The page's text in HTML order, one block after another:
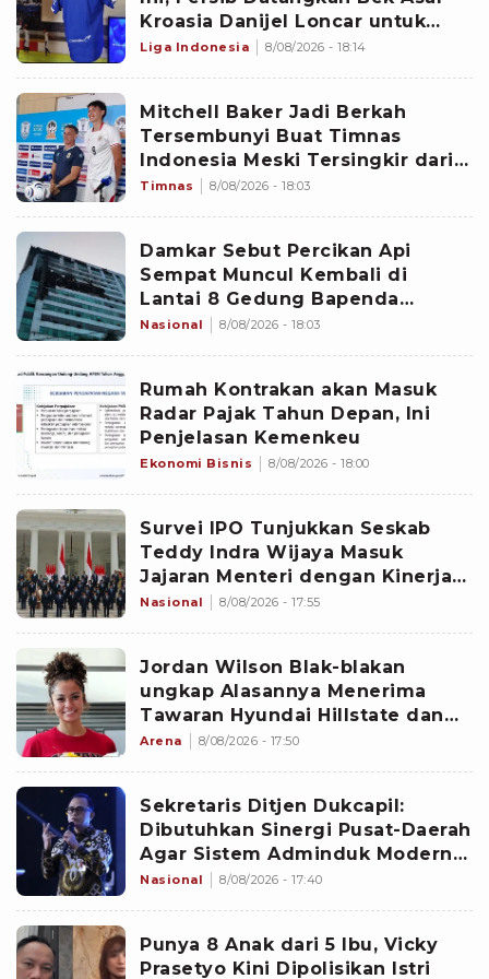
Kroasia Danijel Loncar untuk
Perkuat Lini Belakang
Liga Indonesia 8/08/2026 - 18:14
Mitchell Baker Jadi Berkah
Tersembunyi Buat Timnas
Indonesia Meski Tersingkir dari
Piala AFF 2026, Aset Garuda yang
Timnas 8/08/2026 - 18:03
Damkar Sebut Percikan Api
Sempat Muncul Kembali di
Lantai 8 Gedung Bapenda
Jakarta
Nasional 8/08/2026 - 18:03
Rumah Kontrakan akan Masuk
Radar Pajak Tahun Depan, Ini
Penjelasan Kemenkeu
Ekonomi Bisnis 8/08/2026 - 18:00
Survei IPO Tunjukkan Seskab
Teddy Indra Wijaya Masuk
Jajaran Menteri dengan Kinerja
Terbaik
Nasional 8/08/2026 - 17:55
Jordan Wilson Blak-blakan
ungkap Alasannya Menerima
Tawaran Hyundai Hillstate dan
Mulai Karier di Liga Voli Korea
Arena 8/08/2026 - 17:50
Sekretaris Ditjen Dukcapil:
Dibutuhkan Sinergi Pusat-Daerah
Agar Sistem Adminduk Modern
dan Aman
Nasional 8/08/2026 - 17:40
Punya 8 Anak dari 5 Ibu, Vicky
Prasetyo Kini Dipolisikan Istri